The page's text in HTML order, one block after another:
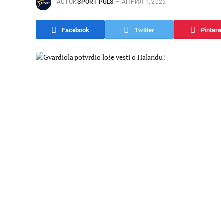
AUTOR SPORT PULS АПРИЛ 1, 2025
Facebook Twitter